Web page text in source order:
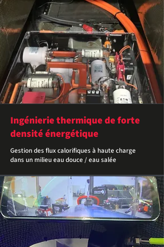
Ingénierie thermique de forte
densité énergétique
Gestion des flux calorifiques à haute charge
dans un milieu eau douce / eau salée